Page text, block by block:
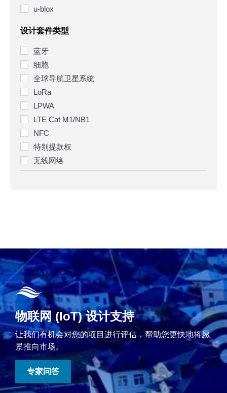
u-blox
设计套件类型
蓝牙
细胞
全球导航卫星系统
LoRa
LPWA
LTE Cat M1/NB1
NFC
特别提款权
无线网络
物联网 (IoT) 设计支持
让我们有机会对您的项目进行评估，帮助您更快地将愿
景推向市场。
专家问答